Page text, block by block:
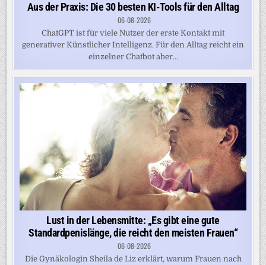
Aus der Praxis: Die 30 besten KI-Tools für den Alltag
06-08-2026
ChatGPT ist für viele Nutzer der erste Kontakt mit
generativer Künstlicher Intelligenz. Für den Alltag reicht ein
einzelner Chatbot aber...
Lust in der Lebensmitte: „Es gibt eine gute
Standardpenislänge, die reicht den meisten Frauen“
06-08-2026
Die Gynäkologin Sheila de Liz erklärt, warum Frauen nach